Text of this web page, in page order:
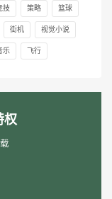
技 策略 篮球
街机 视觉小说
乐 飞行
权